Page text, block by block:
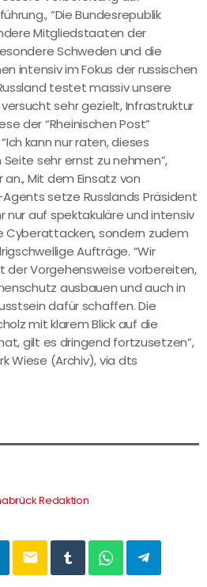
“Die Bundesrepublik
Mitgliedstaaten der
Schweden und die
intensiv im Fokus der russischen
testet massiv unsere
sehr gezielt, Infrastruktur
der “Rheinischen Post”
kann nur raten, dieses
sehr ernst zu nehmen”,
Mit dem Einsatz von
setze Russlands Präsident
nur auf spektakuläre und intensiv
sondern zudem
Aufträge. “Wir
der Vorgehensweise vorbereiten,
ausbauen und auch in
dafür schaffen. Die
mit klarem Blick auf die
gilt es dringend fortzusetzen”,
Wiese (Archiv), via dts
Redaktion
email